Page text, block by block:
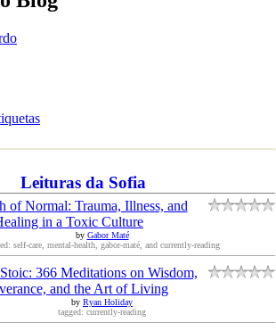
Leituras da Sofia
of Normal: Trauma, Illness, and
in a Toxic Culture
by Gabor Maté
self-care, mental-health, gabor-maté, and currently-reading
366 Meditations on Wisdom,
and the Art of Living
by Ryan Holiday
tagged: currently-reading